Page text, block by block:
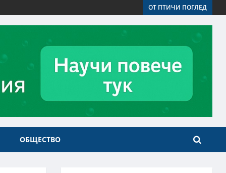
ОТ ПТИЧИ ПОГЛЕД
ОБЩЕСТВО